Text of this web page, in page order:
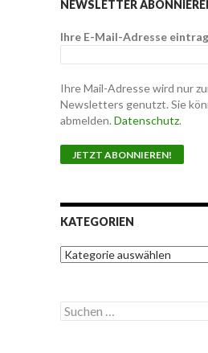
NEWSLETTER
Ihre E-Mail-Adresse
Ihre Mail-Adresse wird nur
Newsletters genutzt. Sie
abmelden. Datenschutz.
KATEGORIEN
K
a
g
o
S
u